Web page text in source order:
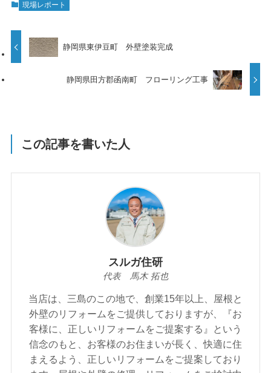
現場レポート
静岡県東伊豆町 外壁塗装完成
静岡県田方郡函南町 フローリング工事
この記事を書いた人
スルガ住研
代表 馬木 拓也
当店は、三島のこの地で、創業15年以上、屋根と
外壁のリフォームをご提供しておりますが、『お
客様に、正しいリフォームをご提案する』という
信念のもと、お客様のお住まいが⾧く、快適に住
まえるよう、正しいリフォームをご提案しており